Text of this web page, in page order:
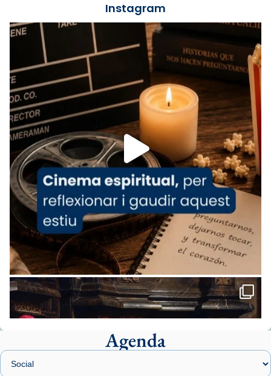
Recupera l'entrevista comp
Vatican
tican News 👇
www.vaticannews.va/es/iglesia/news/2026-
07/carmina-historia-depresion-papa-viaje-
espana-testimoni...
Foto
View on Facebook · Share
Arquebisbat de Barcelona
1 week ago
«Avui les santes Juliana i Semproniana ens
ajuden a alçar la mirada»
Mons. Sergi Gordo, bisbe de Tortosa, ha
presidit aquest 27 de juliol la missa de Les
Santes de Mataró.
🔗tinyurl.com/cvu5jmbk
📸 J. Merino
Instagram
Agenda